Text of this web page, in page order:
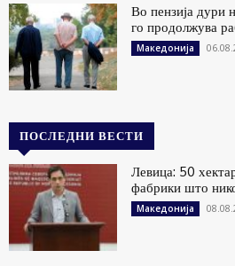
Во пензија дури
го продолжува
Македонија
ПОСЛЕДНИ ВЕСТИ
Левица: 50
фабрики што
Македонија